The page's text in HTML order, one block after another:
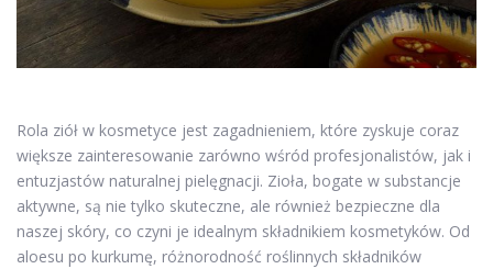
Rola ziół w kosmetyce jest zagadnieniem, które zyskuje coraz
większe zainteresowanie zarówno wśród profesjonalistów, jak i
entuzjastów naturalnej pielęgnacji. Zioła, bogate w substancje
aktywne, są nie tylko skuteczne, ale również bezpieczne dla
naszej skóry, co czyni je idealnym składnikiem kosmetyków. Od
aloesu po kurkumę, różnorodność roślinnych składników